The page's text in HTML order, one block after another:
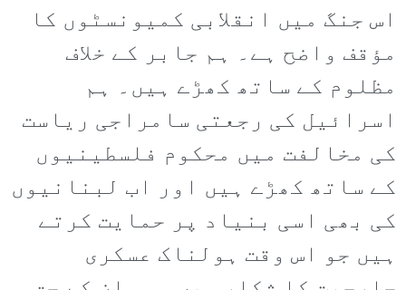
اس جنگ میں انقلابی کمیونسٹوں کا
مؤقف واضح ہے۔ ہم جابر کے خلاف
مظلوم کے ساتھ کھڑے ہیں۔ ہم
اسرائیل کی رجعتی سامراجی ریاست
کی مخالفت میں محکوم فلسطینیوں
کے ساتھ کھڑے ہیں اور اب لبنانیوں
کی بھی اسی بنیاد پر حمایت کرتے
ہیں جو اس وقت ہولناک عسکری